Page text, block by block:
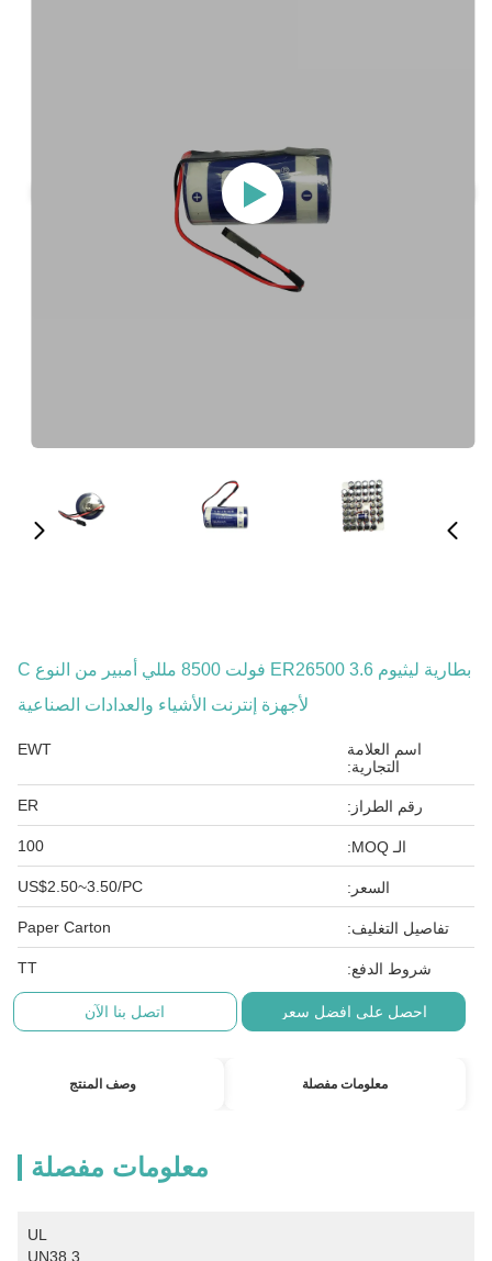
بطارية ليثيوم ER26500 3.6 فولت 8500 مللي أمبير من النوع C
لأجهزة إنترنت الأشياء والعدادات الصناعية
اسم العلامة
التجارية:
EWT
رقم الطراز: ER
الـ MOQ: 100
السعر: US$2.50~3.50/PC
تفاصيل التغليف: Paper Carton
شروط الدفع: TT
احصل على افضل سعر اتصل بنا الآن
معلومات مفصلة وصف المنتج
معلومات مفصلة
UL
UN38.3